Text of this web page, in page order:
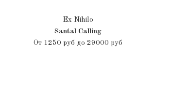
Ex Nihilo
Santal Calling
От 1250 руб до 29000 руб